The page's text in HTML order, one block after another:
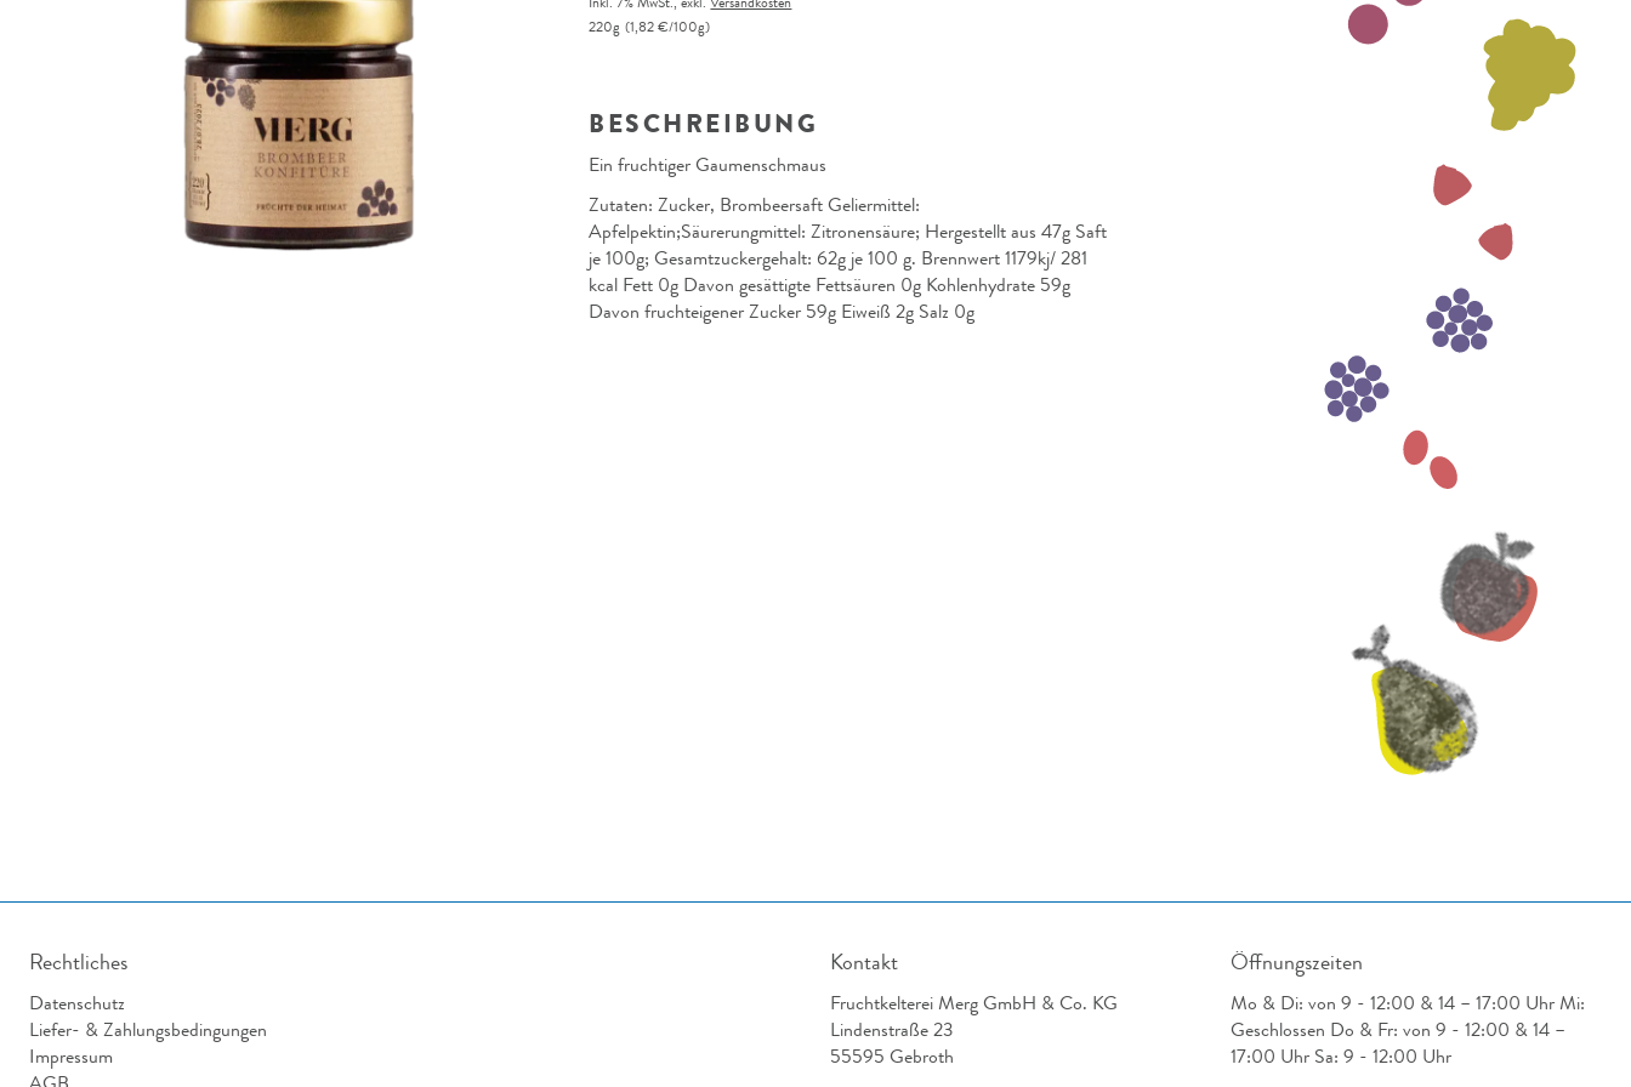
220g (1,82 €/100g)
BESCHREIBUNG
Ein fruchtiger Gaumenschmaus
Zutaten: Zucker, Brombeersaft Geliermittel:
Apfelpektin;Säurerungmittel: Zitronensäure; Hergestellt aus 47g Saft
je 100g; Gesamtzuckergehalt: 62g je 100 g. Brennwert 1179kj/ 281
kcal Fett 0g Davon gesättigte Fettsäuren 0g Kohlenhydrate 59g
Davon fruchteigener Zucker 59g Eiweiß 2g Salz 0g
Rechtliches
Datenschutz
Liefer- & Zahlungsbedingungen
Impressum
Kontakt
Fruchtkelterei Merg GmbH & Co. KG
Lindenstraße 23
55595 Gebroth
Öffnungszeiten
Mo & Di: von 9 - 12:00 & 14 – 17:00 Uhr Mi:
Geschlossen Do & Fr: von 9 - 12:00 & 14 –
17:00 Uhr Sa: 9 - 12:00 Uhr